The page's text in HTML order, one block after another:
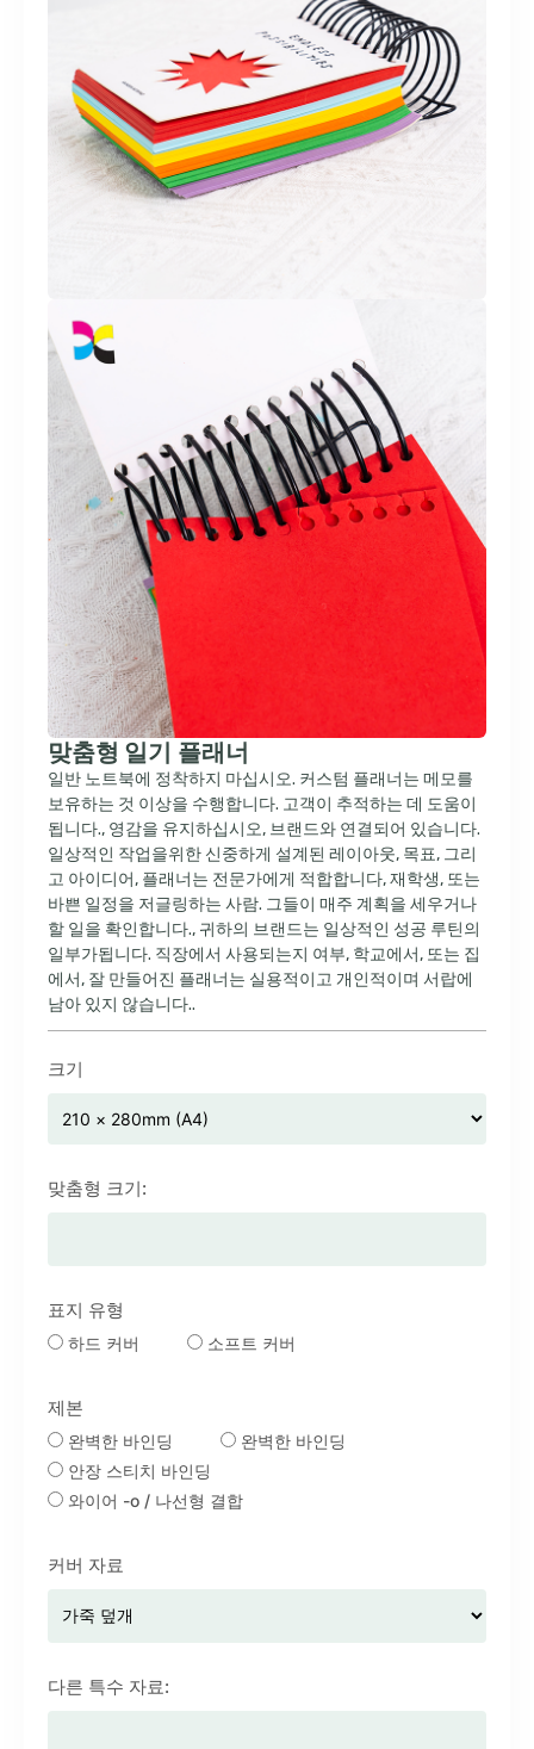
맞춤형 일기 플래너
일반 노트북에 정착하지 마십시오. 커스텀 플래너는 메모를
보유하는 것 이상을 수행합니다. 고객이 추적하는 데 도움이
됩니다., 영감을 유지하십시오, 브랜드와 연결되어 있습니다.
일상적인 작업을위한 신중하게 설계된 레이아웃, 목표, 그리
고 아이디어, 플래너는 전문가에게 적합합니다, 재학생, 또는
바쁜 일정을 저글링하는 사람. 그들이 매주 계획을 세우거나
할 일을 확인합니다., 귀하의 브랜드는 일상적인 성공 루틴의
일부가됩니다. 직장에서 사용되는지 여부, 학교에서, 또는 집
에서, 잘 만들어진 플래너는 실용적이고 개인적이며 서랍에
남아 있지 않습니다..
크기
맞춤형 크기:
표지 유형
하드 커버 소프트 커버
제본
완벽한 바인딩
완벽한 바인딩
안장 스티치 바인딩
와이어 -o / 나선형 결합
커버 자료
다른 특수 자료: